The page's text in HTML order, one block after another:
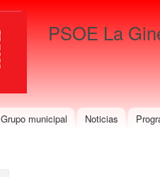
PSOE La
Grupo municipal Noticias